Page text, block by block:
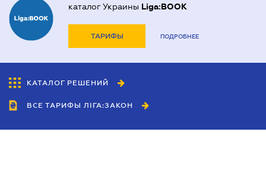
каталог Украины Liga:BOOK
ТАРИФЫ ПОДРОБНЕЕ
КАТАЛОГ РЕШЕНИЙ
ВСЕ ТАРИФЫ ЛІГА:ЗАКОН